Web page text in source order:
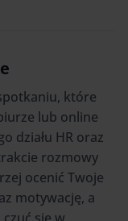
które
lub online
działu HR oraz
rozmowy
ocenić Twoje
motywację, a